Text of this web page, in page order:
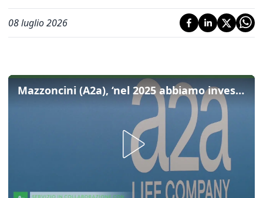
08 luglio 2026
Mazzoncini (A2a), ‘nel 2025 abbiamo investito a Brescia oltre 300 milioni’